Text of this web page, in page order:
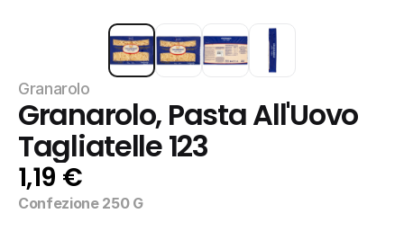
Granarolo
Granarolo, Pasta All'Uovo
Tagliatelle 123
1,19 €
Confezione 250 G